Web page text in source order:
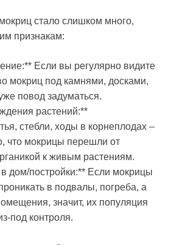
стало слишком много,
признакам:
Если вы регулярно видите
мокриц под камнями, досками,
повод задуматься.
растений:**
стебли, ходы в корнеплодах –
что мокрицы перешли от
к живым растениям.
дом/постройки:** Если мокрицы
в подвалы, погреба, а
значит, их популяция
под контроля.